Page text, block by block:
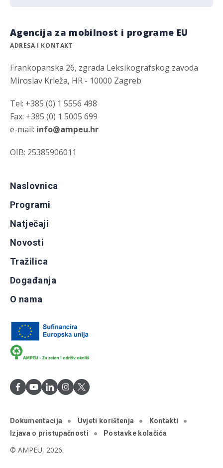
Agencija za mobilnost i programe EU
ADRESA I KONTAKT
Frankopanska 26, zgrada Leksikografskog zavoda
Miroslav Krleža, HR - 10000 Zagreb
Tel: +385 (0) 1 5556 498
Fax: +385 (0) 1 5005 699
e-mail: info@ampeu.hr
OIB: 25385906011
Naslovnica
Programi
Natječaji
Novosti
Tražilica
Događanja
O nama
Dokumentacija Uvjeti korištenja
Kontakti
Izjava o pristupačnosti
Postavke kolačića
© AMPEU, 2026.